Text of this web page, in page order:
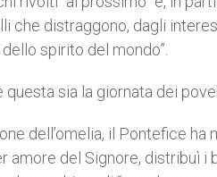
che distraggono, dagli
spirito del mondo”.
questa sia la giornata dei
dell’omelia, il Pontefice ha
amore del Signore, distribuì i